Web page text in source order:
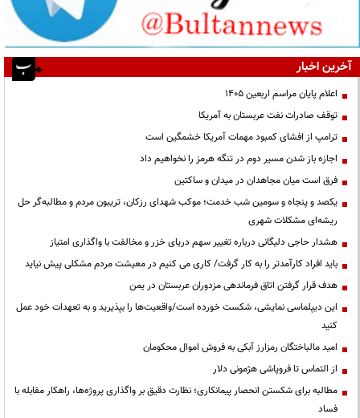
آخرین اخبار
اعلام پایان مراسم اربعین ۱۴۰۵
توقف صادرات نفت عربستان به آمریکا
ترامپ از افشای کمبود مهمات آمریکا خشمگین است
اجازه باز شدن مسیر دوم در تنگه هرمز را نخواهیم داد
فرق است میان مجاهدان در میدان و ساکتین
یکصد و پنجاه و سومین شب خدمت؛ موکب شهدای رزکان، تریبون مردم و مطالبه‌گر حل
ریشه‌ای مشکلات شهری
هشدار حاجی دلیگانی درباره تغییر سهم دریای خزر و مخالفت با واگذاری امتیاز
باید افراد کارآمدتر را به کار گرفت/ کاری می کنیم در معیشت مردم مشکلی پیش نیاید
هدف قرار گرفتن اتاق‌ فرماندهی مزدوران عربستان در یمن
این دیپلماسی نمایشی، شکست خورده است/واقعیت‌ها را بپذیرید و به تعهدات خود عمل
کنید
امید مالباختگان رمزارز آبکی به فروش اموال محکومان
از التماس تا فروپاشی هژمونی دلار
مطالبه برای شکستن انحصار پیمانکاری؛ نظارت دقیق بر واگذاری پروژه‌ها، راهکار مقابله با
فساد